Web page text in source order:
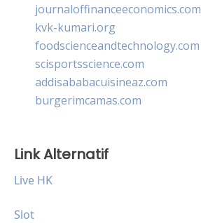
journaloffinanceeconomics.com
kvk-kumari.org
foodscienceandtechnology.com
scisportsscience.com
addisababacuisineaz.com
burgerimcamas.com
Link Alternatif
Live HK
Slot